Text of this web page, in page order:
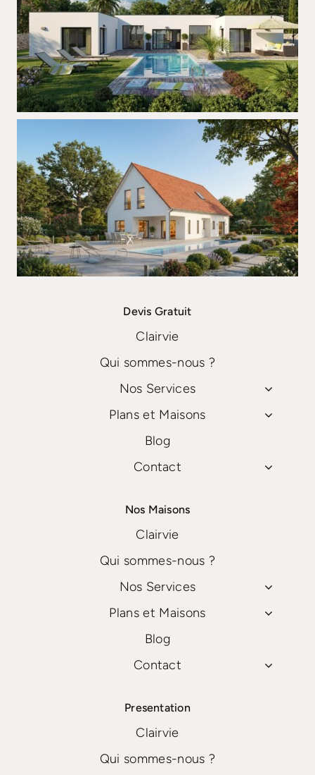
Devis Gratuit
Clairvie
Qui sommes-nous ?
Nos Services
Plans et Maisons
Blog
Contact
Nos Maisons
Clairvie
Qui sommes-nous ?
Nos Services
Plans et Maisons
Blog
Contact
Presentation
Clairvie
Qui sommes-nous ?